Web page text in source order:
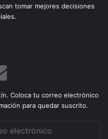
tomar mejores decisiones
Coloca tu correo electrónico
para quedar suscrito.